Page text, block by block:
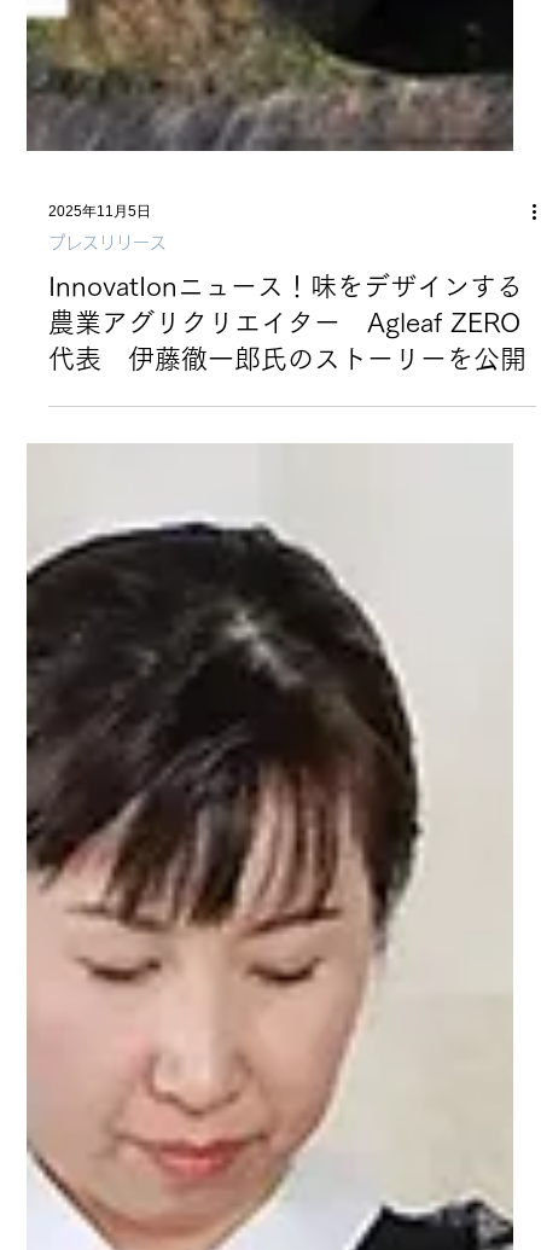
2025年11月5日
プレスリリース
InnovatIonニュース！味をデザインする
農業アグリクリエイター Agleaf ZERO
代表 伊藤徹一郎氏のストーリーを公開